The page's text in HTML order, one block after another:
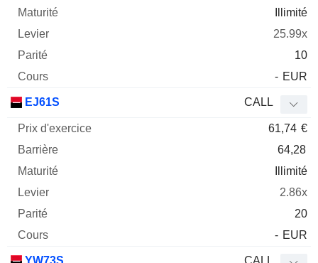
Illimité
25.99x
10
- EUR
EJ61S CALL
61,74 €
64,28
Illimité
2.86x
20
- EUR